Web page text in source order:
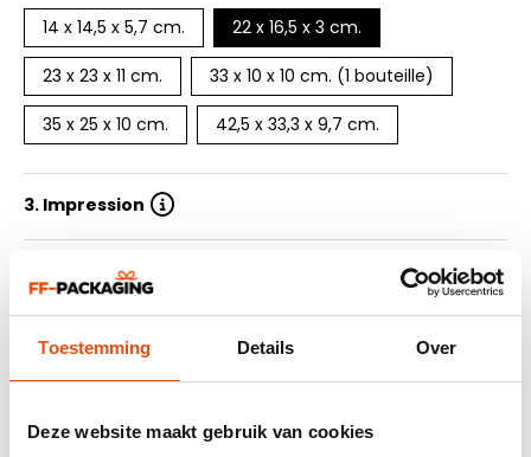
Toestemming Details Over
Deze website maakt gebruik van cookies
14 x 14,5 x 5,7 cm.
22 x 16,5 x 3 cm.
23 x 23 x 11 cm. 33 x 10 x 10 cm. (1 bouteille)
35 x 25 x 10 cm. 42,5 x 33,3 x 9,7 cm.
3. Impression
4. Nombre de couleurs d'impression
5. Quantité